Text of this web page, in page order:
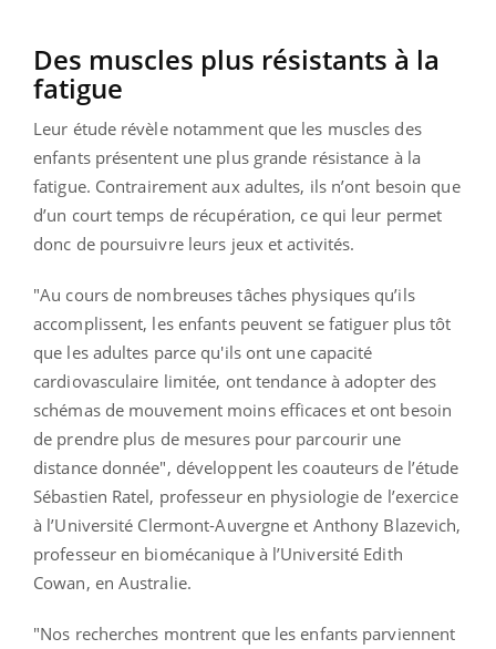
Des muscles plus résistants à la
fatigue
Leur étude révèle notamment que les muscles des
enfants présentent une plus grande résistance à la
fatigue. Contrairement aux adultes, ils n’ont besoin que
d’un court temps de récupération, ce qui leur permet
donc de poursuivre leurs jeux et activités.
"Au cours de nombreuses tâches physiques qu’ils
accomplissent, les enfants peuvent se fatiguer plus tôt
que les adultes parce qu'ils ont une capacité
cardiovasculaire limitée, ont tendance à adopter des
schémas de mouvement moins efficaces et ont besoin
de prendre plus de mesures pour parcourir une
distance donnée", développent les coauteurs de l’étude
Sébastien Ratel, professeur en physiologie de l’exercice
à l’Université Clermont-Auvergne et Anthony Blazevich,
professeur en biomécanique à l’Université Edith
Cowan, en Australie.
"Nos recherches montrent que les enfants parviennent